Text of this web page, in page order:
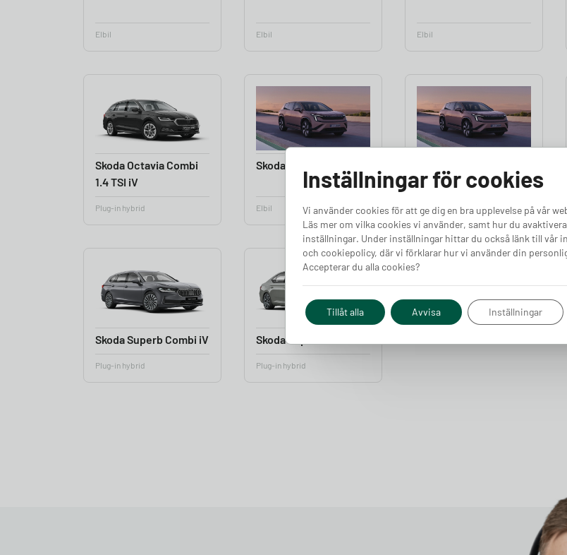
Elbil Elbil Elbil
Skoda Octavia Combi
1.4 TSI iV
Plug-in hybrid
Skoda Peaq 60
Elbil Elbil
Skoda Superb Combi iV
Plug-in hybrid
Skoda Superb iV
Plug-in hybrid
Inställningar för cookies
Vi använder cookies för att ge dig en bra upplevelse på vår
Läs mer om vilka cookies vi använder, samt hur du
inställningar. Under inställningar hittar du också länk till vår
och cookiepolicy, där vi förklarar hur vi använder din
Accepterar du alla cookies?
Tillåt alla Avvisa Inställningar